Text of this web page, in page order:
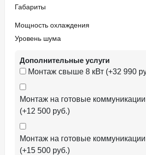
Габариты
Мощность охлаждения
Уровень шума
Дополнительные услуги
Монтаж свыше 8 кВт (+32 990
Монтаж на готовые
(+12 500 руб.)
Монтаж на готовые
(+15 500 руб.)